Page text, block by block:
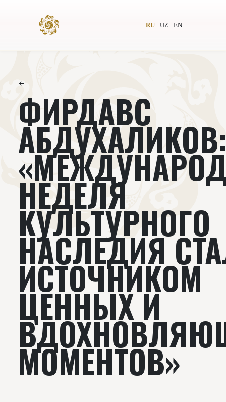
RU UZ EN
Всемирное общество
Издательство Новости
Подкасты
Книги Видеолекторий
←
ФИРДАВС
НЕДЕЛЯ
КУЛЬТУРНОГО
НАСЛЕДИЯ
ИСТОЧНИКОМ
ЦЕННЫХ И
МОМЕНТОВ»